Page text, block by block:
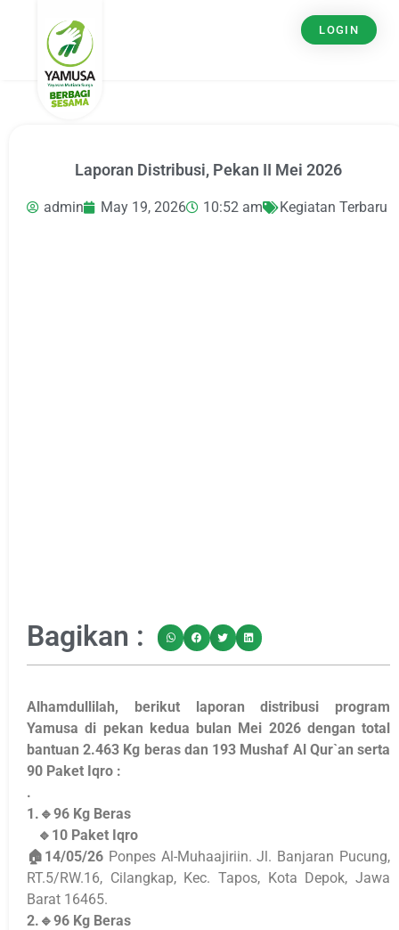
LOGIN
Laporan Distribusi, Pekan II Mei 2026
admin May 19, 2026 10:52 am Kegiatan Terbaru
Bagikan :
Alhamdullilah, berikut laporan distribusi program
Yamusa di pekan kedua bulan Mei 2026 dengan total
bantuan 2.463 Kg beras dan 193 Mushaf Al Qur`an serta
90 Paket Iqro :
.
1.🔹96 Kg Beras
🔹10 Paket Iqro
🏠14/05/26Ponpes Al-Muhaajiriin. Jl. Banjaran Pucung,
RT.5/RW.16, Cilangkap, Kec. Tapos, Kota Depok, Jawa
Barat 16465.
2.🔹96 Kg Beras